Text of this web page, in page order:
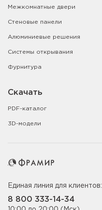
Межкомнатные двери
Стеновые панели
Алюминиевые решения
Системы открывания
Фурнитура
Скачать
PDF-каталог
3D-модели
Единая линия для клиентов:
8 800 333-14-34